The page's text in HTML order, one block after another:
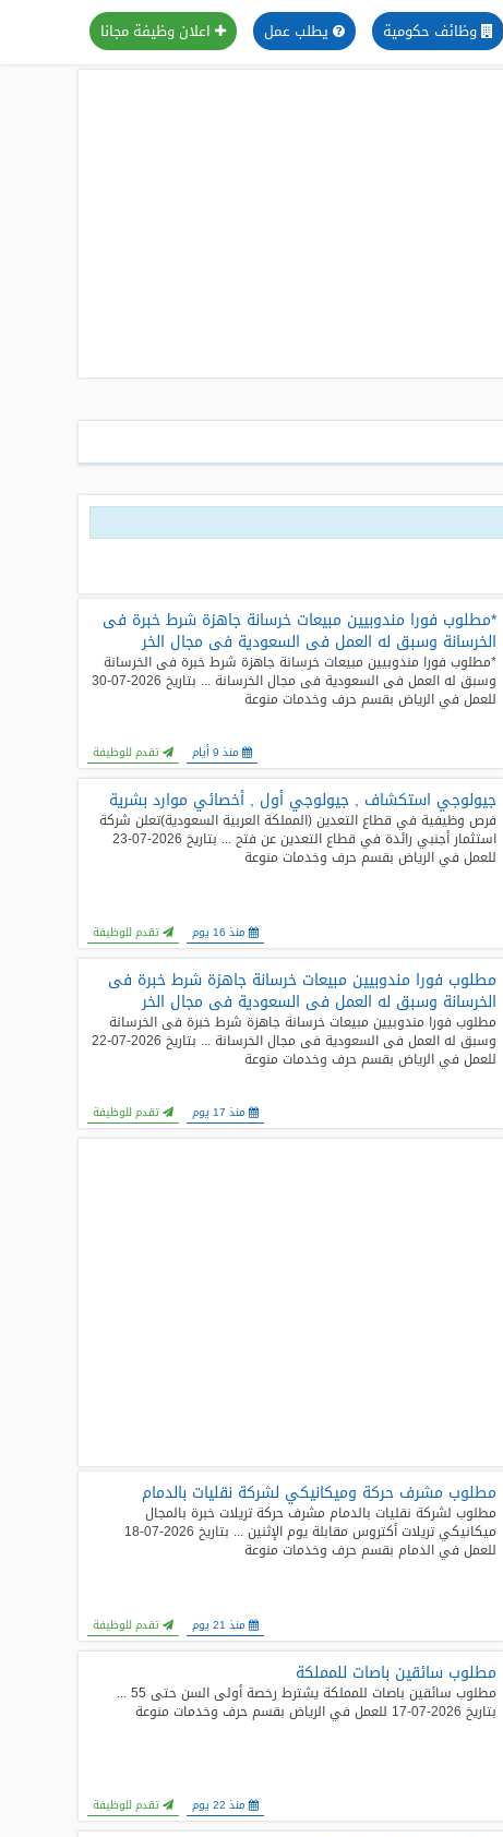
اعلان وظيفة مجانا يطلب عمل وظائف حكومية
*مطلوب فورا مندوبيين مبيعات خرسانة جاهزة شرط خبرة فى
الخرسانة وسبق له العمل فى السعودية فى مجال الخر
*مطلوب فورا مندوبيين مبيعات خرسانة جاهزة شرط خبرة فى الخرسانة
وسبق له العمل فى السعودية فى مجال الخرسانة ... بتاريخ 2026-07-30
للعمل في الرياض بقسم حرف وخدمات منوعة
منذ 9 أيام تقدم للوظيفة
جيولوجي استكشاف , جيولوجي أول , أخصائي موارد بشرية
فرص وظيفية في قطاع التعدين (المملكة العربية السعودية) ​تعلن شركة
استثمار أجنبي رائدة في قطاع التعدين عن فتح ... بتاريخ 2026-07-23
للعمل في الرياض بقسم حرف وخدمات منوعة
منذ 16 يوم تقدم للوظيفة
مطلوب فورا مندوبيين مبيعات خرسانة جاهزة شرط خبرة فى
الخرسانة وسبق له العمل فى السعودية فى مجال الخر
مطلوب فورا مندوبيين مبيعات خرسانة جاهزة شرط خبرة فى الخرسانة
وسبق له العمل فى السعودية فى مجال الخرسانة ... بتاريخ 2026-07-22
للعمل في الرياض بقسم حرف وخدمات منوعة
منذ 17 يوم تقدم للوظيفة
مطلوب مشرف حركة وميكانيكي لشركة نقليات بالدمام
مطلوب لشركة نقليات بالدمام مشرف حركة تريلات خبرة بالمجال
ميكانيكي تريلات أكتروس مقابلة يوم الإثنين ... بتاريخ 2026-07-18
للعمل في الدمام بقسم حرف وخدمات منوعة
منذ 21 يوم تقدم للوظيفة
مطلوب سائقين باصات للمملكة
مطلوب سائقين باصات للمملكة يشترط رخصة أولى السن حتى 55 ...
بتاريخ 2026-07-17 للعمل في الرياض بقسم حرف وخدمات منوعة
منذ 22 يوم تقدم للوظيفة